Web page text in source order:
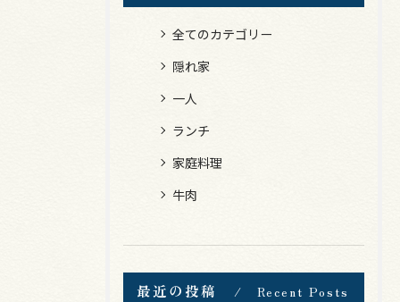
全てのカテゴリー
隠れ家
一人
ランチ
家庭料理
牛肉
最近の投稿 Recent Posts